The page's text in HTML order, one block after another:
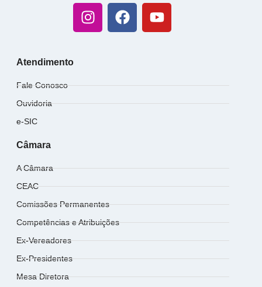
Atendimento
Fale Conosco
Ouvidoria
e-SIC
Câmara
A Câmara
CEAC
Comissões Permanentes
Competências e Atribuições
Ex-Vereadores
Ex-Presidentes
Mesa Diretora